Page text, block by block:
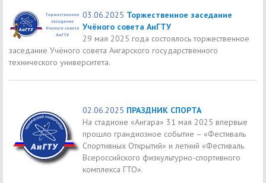
03.06.2025 Торжественное заседание
Учёного совета АнГТУ
29 мая 2025 года состоялось торжественное
заседание Учёного совета Ангарского государственного
технического университета.
02.06.2025 ПРАЗДНИК СПОРТА
На стадионе «Ангара» 31 мая 2025 впервые
прошло грандиозное событие – «Фестиваль
Спортивных Открытий» и летний «Фестиваль
Всероссийского физкультурно-спортивного
комплекса ГТО».